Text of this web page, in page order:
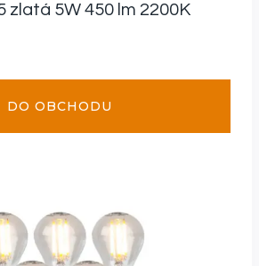
zlatá 5W 450 lm 2200K
DO OBCHODU